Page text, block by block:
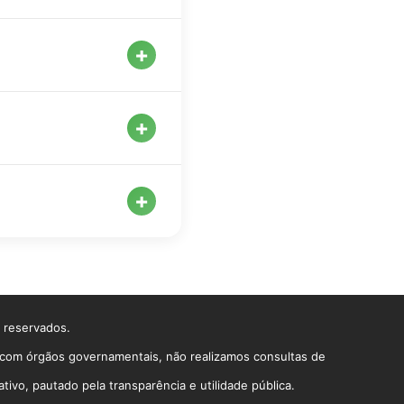
+
+
+
órgãos governamentais, não realizamos consultas de
pautado pela transparência e utilidade pública.